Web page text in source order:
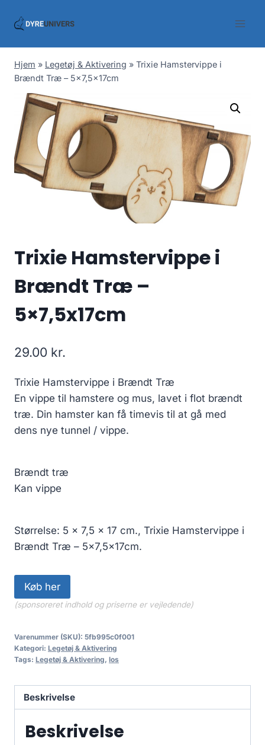
Hjem » Legetøj & Aktivering » Trixie Hamstervippe i
Brændt Træ – 5×7,5x17cm
Trixie Hamstervippe i
Brændt Træ –
5×7,5x17cm
29.00 kr.
Trixie Hamstervippe i Brændt Træ
En vippe til hamstere og mus, lavet i flot brændt
træ. Din hamster kan få timevis til at gå med
dens nye tunnel / vippe.
Brændt træ
Kan vippe
Størrelse: 5 x 7,5 x 17 cm., Trixie Hamstervippe i
Brændt Træ – 5×7,5x17cm.
Køb her
(sponsoreret indhold og priserne er vejledende)
Varenummer (SKU): 5fb995c0f001
Kategori: Legetøj & Aktivering
Tags: Legetøj & Aktivering, los
Beskrivelse
Beskrivelse